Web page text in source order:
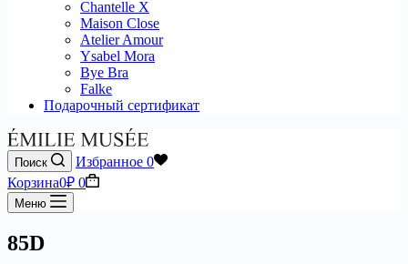
Chantelle X
Maison Close
Atelier Amour
Ysabel Mora
Bye Bra
Falke
Подарочный сертификат
Поиск Избранное 0
Корзина0₽ 0
Меню
85D